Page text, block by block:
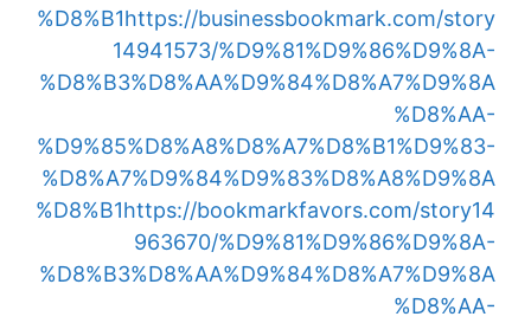
%D8%B1https://businessbookmark.com/story
14941573/%D9%81%D9%86%D9%8A-
%D8%B3%D8%AA%D9%84%D8%A7%D9%8A
%D8%AA-
%D9%85%D8%A8%D8%A7%D8%B1%D9%83-
%D8%A7%D9%84%D9%83%D8%A8%D9%8A
%D8%B1https://bookmarkfavors.com/story14
963670/%D9%81%D9%86%D9%8A-
%D8%B3%D8%AA%D9%84%D8%A7%D9%8A
%D8%AA-